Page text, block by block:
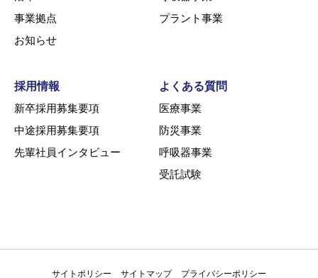
事業拠点
お知らせ
プラント事業
採用情報
新卒採用募集要項
中途採用募集要項
先輩社員インタビュー
よくある質問
医療事業
防災事業
呼吸器事業
受託試験
サイトポリシー サイトマップ プライバシーポリシー